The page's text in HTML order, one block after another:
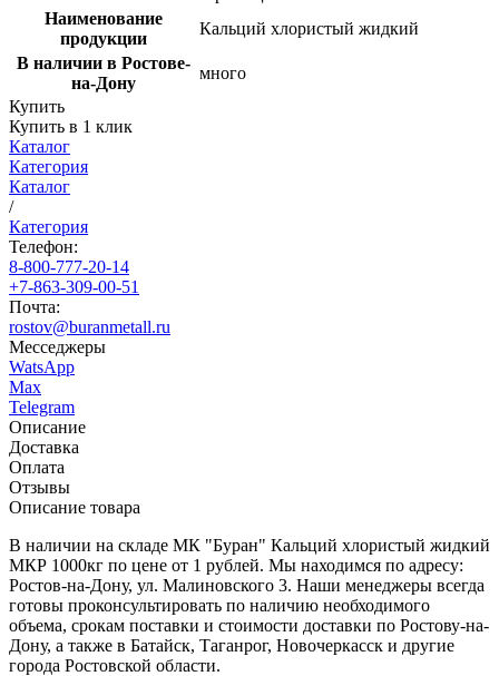
Наименование
продукции
Кальций хлористый жидкий
В наличии в Ростове-
на-Дону
много
Купить
Купить в 1 клик
Каталог
Категория
Каталог
/
Категория
Телефон:
8-800-777-20-14
+7-863-309-00-51
Почта:
rostov@buranmetall.ru
Месседжеры
WatsApp
Max
Telegram
Описание
Доставка
Оплата
Отзывы
Описание товара
В наличии на складе МК "Буран" Кальций хлористый жидкий
МКР 1000кг по цене от 1 рублей. Мы находимся по адресу:
Ростов-на-Дону, ул. Малиновского 3. Наши менеджеры всегда
готовы проконсультировать по наличию необходимого
объема, срокам поставки и стоимости доставки по Ростову-на-
Дону, а также в Батайск, Таганрог, Новочеркасск и другие
города Ростовской области.